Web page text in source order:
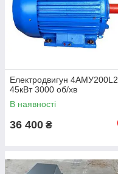
Електродвигун 4АМУ200L2
45кВт 3000 об/хв
В наявності
36 400 ₴